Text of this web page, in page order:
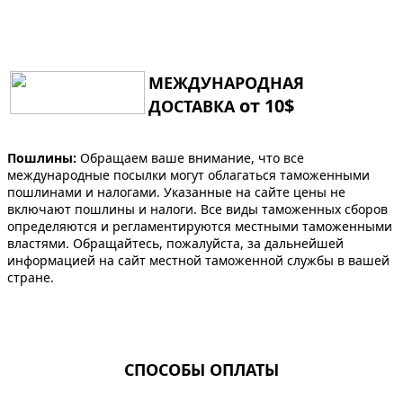
МЕЖДУНАРОДНАЯ
ДОСТАВКА от 10$
Пошлины: Обращаем ваше внимание, что все
международные посылки могут облагаться таможенными
пошлинами и налогами. Указанные на сайте цены не
включают пошлины и налоги. Все виды таможенных сборов
определяются и регламентируются местными таможенными
властями. Обращайтесь, пожалуйста, за дальнейшей
информацией на сайт местной таможенной службы в вашей
стране.
СПОСОБЫ ОПЛАТЫ